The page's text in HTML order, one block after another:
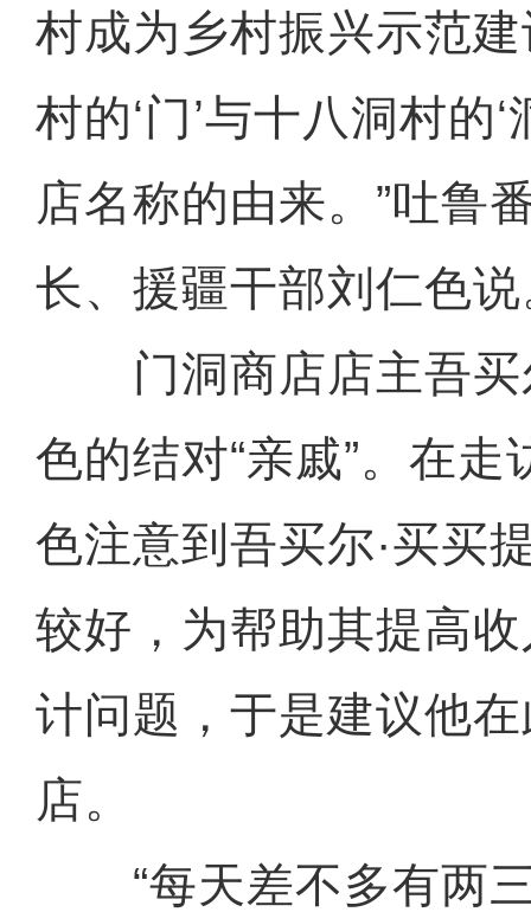
村成为乡村振兴示范
村的‘门’与十八洞村的
店名称的由来。”吐鲁
长、援疆干部刘仁色
门洞商店店主吾买
色的结对“亲戚”。在
色注意到吾买尔·买买
较好，为帮助其提高
计问题，于是建议他
店。
“每天差不多有两